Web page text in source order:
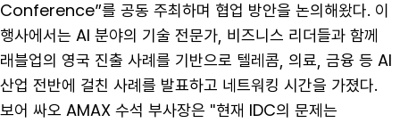
Conference”를 공동 주최하며 협업 방안을 논의해왔다. 이
행사에서는 AI 분야의 기술 전문가, 비즈니스 리더들과 함께
래블업의 영국 진출 사례를 기반으로 텔레콤, 의료, 금융 등 AI
산업 전반에 걸친 사례를 발표하고 네트워킹 시간을 가졌다.
보어 싸오 AMAX 수석 부사장은 "현재 IDC의 문제는